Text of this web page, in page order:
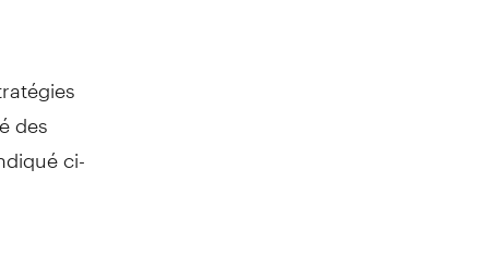
des
ci-